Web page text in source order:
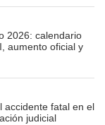
2026: calendario
aumento oficial y
accidente fatal en el
judicial